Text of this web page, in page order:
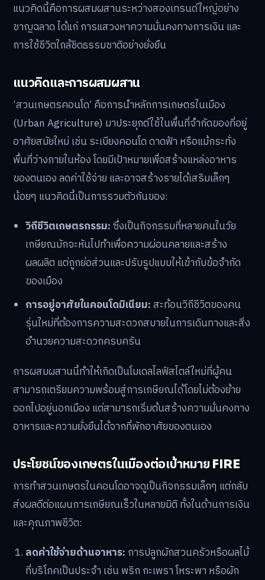
แนวคิดนี้คือการผสมผสานระหว่างสองเทรนด์ใหญ่อย่าง
ชาญฉลาด ได้แก่ การแสวงหาความมั่นคงทางการเงิน และ
การใช้ชีวิตใกล้ชิดธรรมชาติอย่างยั่งยืน
แนวคิดและการผสมผสาน
‘สวนเกษตรคอนโด’ คือการนำหลักการเกษตรในเมือง
(Urban Agriculture) มาประยุกต์ใช้ในพื้นที่จำกัดของที่อยู่
อาศัยสมัยใหม่ เช่น ระเบียงคอนโด ดาดฟ้า หรือแม้กระทั่ง
พื้นที่ว่างภายในห้อง โดยมีเป้าหมายเพื่อสร้างแหล่งอาหาร
ของตนเอง ลดค่าใช้จ่าย และอาจสร้างรายได้เสริมเล็กๆ
น้อยๆ แนวคิดนี้เป็นการรวมตัวกันของ:
วิถีชีวิตเกษตรกรรม:ซึ่งเป็นกิจกรรมที่หลายคนในวัย
เกษียณมักจะหันไปทำเพื่อความผ่อนคลายและสร้าง
ผลผลิต แต่ถูกย่อส่วนและปรับรูปแบบให้เข้ากับข้อจำกัด
ของเมือง
การอยู่อาศัยในคอนโดมิเนียม:สะท้อนวิถีชีวิตของคน
รุ่นใหม่ที่ต้องการความสะดวกสบายในการเดินทางและสิ่ง
อำนวยความสะดวกครบครัน
การผสมผสานนี้ทำให้เกิดเป็นโมเดลไลฟ์สไตล์ใหม่ที่ผู้คน
สามารถเตรียมความพร้อมสู่การเกษียณได้โดยไม่ต้องย้าย
ออกไปอยู่นอกเมือง แต่สามารถเริ่มต้นสร้างความมั่นคงทาง
อาหารและความยั่งยืนได้จากที่พักอาศัยของตนเอง
ประโยชน์ของเกษตรในเมืองต่อเป้าหมาย FIRE
การทำสวนเกษตรในคอนโดอาจดูเป็นกิจกรรมเล็กๆ แต่กลับ
ส่งผลดีต่อแผนการเกษียณเร็วในหลายมิติ ทั้งในด้านการเงิน
และคุณภาพชีวิต:
ลดค่าใช้จ่ายด้านอาหาร: การปลูกผักสวนครัวหรือผลไม้
ที่บริโภคเป็นประจำ เช่น พริก กะเพรา โหระพา หรือผัก